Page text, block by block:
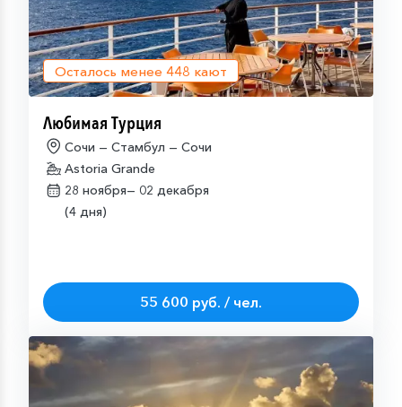
Осталось менее 448 кают
Любимая Турция
Сочи — Стамбул — Сочи
Astoria Grande
28 ноября— 02 декабря
(4 дня)
55 600 руб. / чел.